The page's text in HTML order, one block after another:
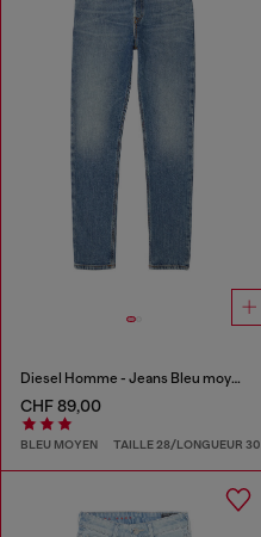
Diesel Homme - Jeans Bleu moyen
CHF 89,00
BLEU MOYEN TAILLE 28/LONGUEUR 30